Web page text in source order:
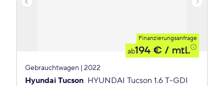
Finanzierungsanfrage
ab194 € / mtl.
Gebrauchtwagen | 2022
Hyundai Tucson HYUNDAI Tucson 1.6 T-GDI